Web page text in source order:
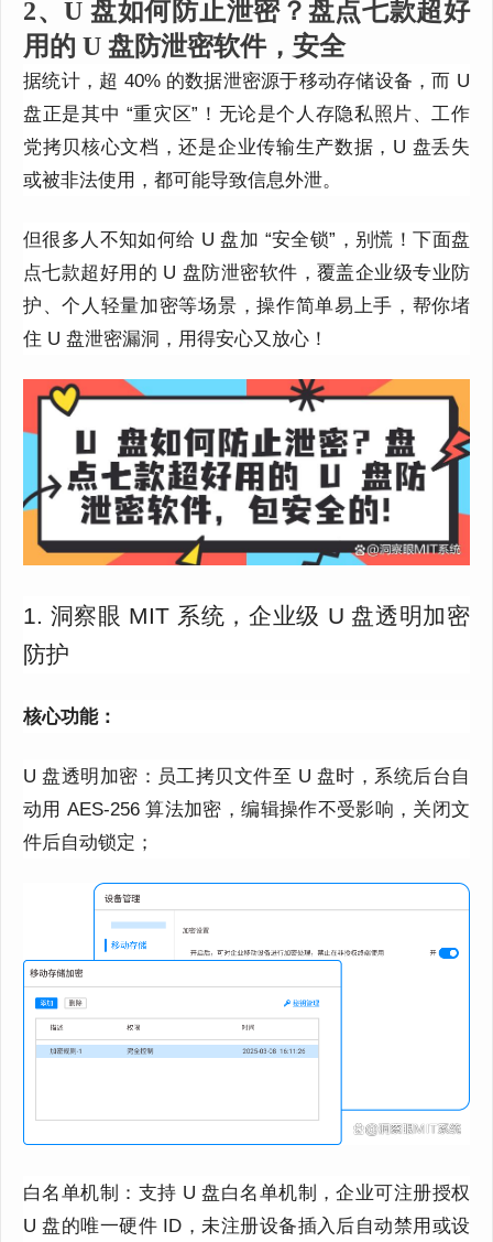
2、U 盘如何防止泄密？盘点七款超好
用的 U 盘防泄密软件，安全
据统计，超 40% 的数据泄密源于移动存储设备，而 U
盘正是其中 “重灾区”！无论是个人存隐私照片、工作
党拷贝核心文档，还是企业传输生产数据，U 盘丢失
或被非法使用，都可能导致信息外泄。
但很多人不知如何给 U 盘加 “安全锁”，别慌！下面盘
点七款超好用的 U 盘防泄密软件，覆盖企业级专业防
护、个人轻量加密等场景，操作简单易上手，帮你堵
住 U 盘泄密漏洞，用得安心又放心！
1. 洞察眼 MIT 系统，企业级 U 盘透明加密
防护
核心功能：
U 盘透明加密：员工拷贝文件至 U 盘时，系统后台自
动用 AES-256 算法加密，编辑操作不受影响，关闭文
件后自动锁定；
白名单机制：支持 U 盘白名单机制，企业可注册授权
U 盘的唯一硬件 ID，未注册设备插入后自动禁用或设